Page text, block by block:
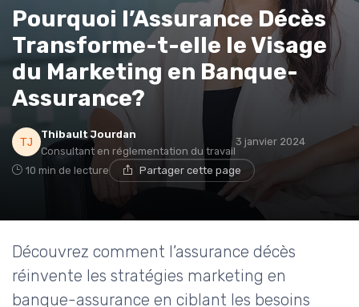
Pourquoi l’Assurance Décès
Transforme-t-elle le Visage
du Marketing en Banque-
Assurance?
Thibault Jourdan
Consultant en réglementation du travail
3 janvier 2024
10 min de lecture Partager cette page
Découvrez comment l’assurance décès
réinvente les stratégies marketing en
banque-assurance en ciblant les besoins